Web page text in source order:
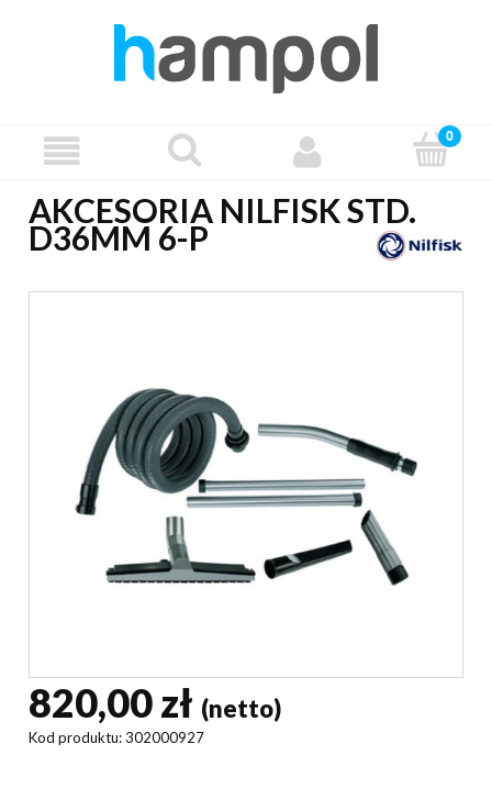
AKCESORIA NILFISK STD.
D36MM 6-P
820,00 zł (netto)
Kod produktu:302000927